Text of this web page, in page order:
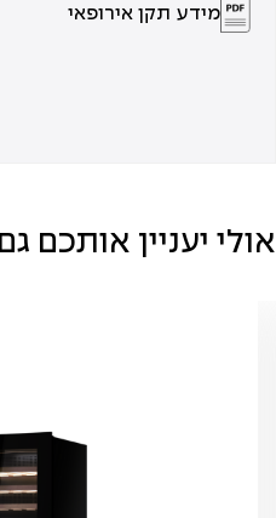
מידע תקן אירופאי
אולי יעניין אותכם גם